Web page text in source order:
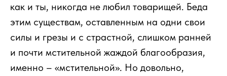
как и ты, никогда не любил товарищей. Беда
этим существам, оставленным на одни свои
силы и грезы и с страстной, слишком ранней
и почти мстительной жаждой благообразия,
именно – «мстительной». Но довольно,